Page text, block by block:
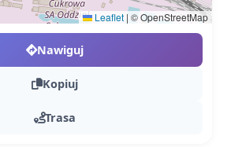
Leaflet | © OpenStreetMap
Nawiguj
Kopiuj
Trasa